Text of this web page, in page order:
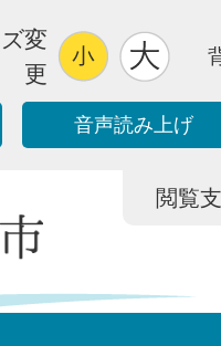
変
更
音声読み上げ
閲覧